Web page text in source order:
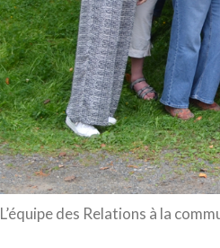
L’équipe des Relations à la